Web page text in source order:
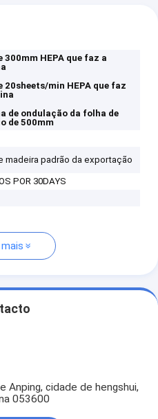
300mm HEPA que faz a
20sheets/min HEPA que faz
de ondulação da folha de
de 500mm
madeira padrão da exportação
POR 30DAYS
Anping, cidade de hengshui,
053600